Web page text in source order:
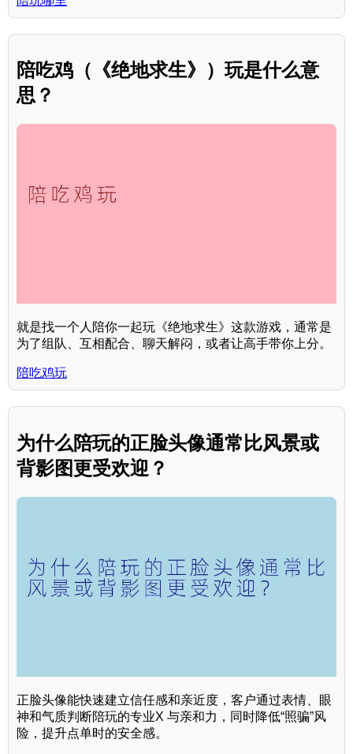
陪吃鸡（《绝地求生》）玩是什么意
思？
就是找一个人陪你一起玩《绝地求生》这款游戏，通常是
为了组队、互相配合、聊天解闷，或者让高手带你上分。
陪吃鸡玩
为什么陪玩的正脸头像通常比风景或
背影图更受欢迎？
正脸头像能快速建立信任感和亲近度，客户通过表情、眼
神和气质判断陪玩的专业X 与亲和力，同时降低“照骗”风
险，提升点单时的安全感。